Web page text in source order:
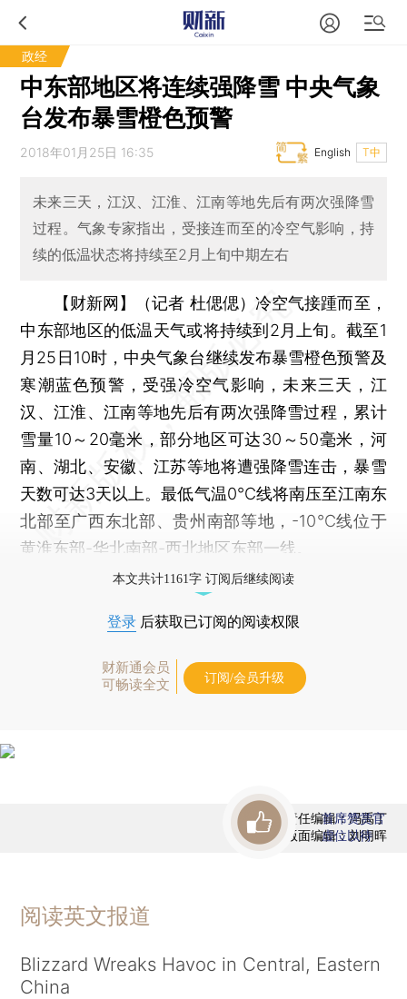
政经
中东部地区将连续强降雪 中央气象
台发布暴雪橙色预警
2018年01月25日 16:35 T中
English
未来三天，江汉、江淮、江南等地先后有两次强降雪
过程。气象专家指出，受接连而至的冷空气影响，持
续的低温状态将持续至2月上旬中期左右
【财新网】（记者 杜偲偲） 冷空气接踵而至，
中东部地区的低温天气或将持续到2月上旬。截至1
月25日10时，中央气象台继续发布暴雪橙色预警及
寒潮蓝色预警，受强冷空气影响，未来三天，江
汉、江淮、江南等地先后有两次强降雪过程，累计
雪量10～20毫米，部分地区可达30～50毫米，河
南、湖北、安徽、江苏等地将遭强降雪连击，暴雪
天数可达3天以上。最低气温0℃线将南压至江南东
北部至广西东北部、贵州南部等地，-10℃线位于
黄淮东部-华北南部-西北地区东部一线。
本文共计1161字 订阅后继续阅读
登录 后获取已订阅的阅读权限
财新通会员
可畅读全文
订阅/会员升级
责任编辑：冯禹丁
版面编辑：刘明晖
首席赞赏官
虚位以待
阅读英文报道
Blizzard Wreaks Havoc in Central, Eastern
China